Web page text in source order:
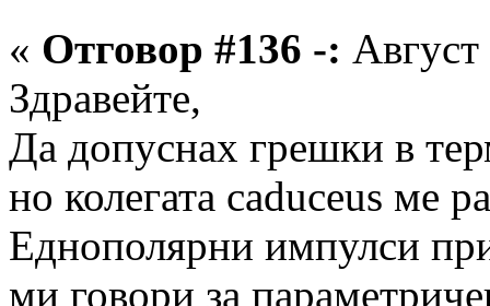
« Отговор #136 -:
Здравейте,
Да допуснах грешки в
но колегата caduceus ме
Еднополярни импулси
ми говори за